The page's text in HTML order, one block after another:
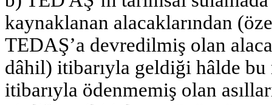
kaynaklanan alacaklarından
TEDAŞ’a devredilmiş olan
dâhil) itibarıyla geldiği hâlde
itibarıyla ödenmemiş olan